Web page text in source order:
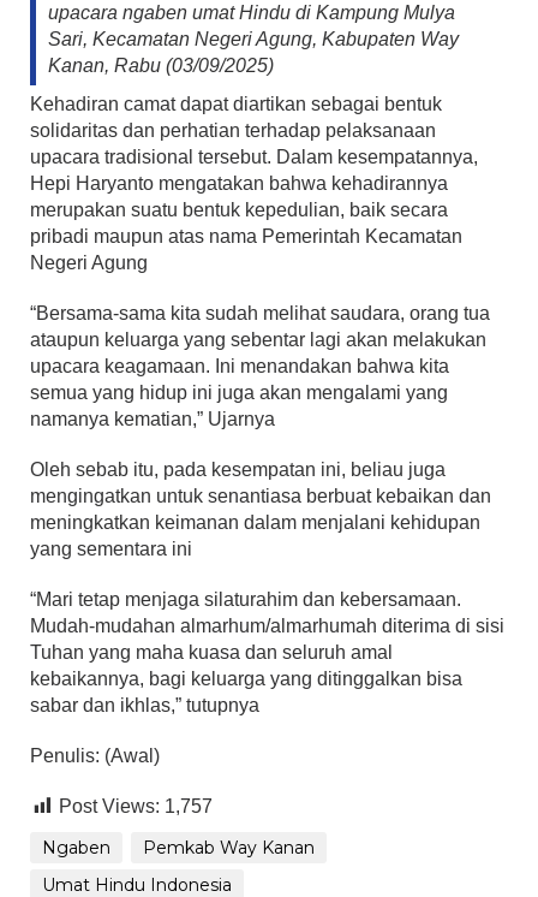
upacara ngaben umat Hindu di Kampung Mulya
Sari, Kecamatan Negeri Agung, Kabupaten Way
Kanan, Rabu (03/09/2025)
Kehadiran camat dapat diartikan sebagai bentuk
solidaritas dan perhatian terhadap pelaksanaan
upacara tradisional tersebut. Dalam kesempatannya,
Hepi Haryanto mengatakan bahwa kehadirannya
merupakan suatu bentuk kepedulian, baik secara
pribadi maupun atas nama Pemerintah Kecamatan
Negeri Agung
“Bersama-sama kita sudah melihat saudara, orang tua
ataupun keluarga yang sebentar lagi akan melakukan
upacara keagamaan. Ini menandakan bahwa kita
semua yang hidup ini juga akan mengalami yang
namanya kematian,” Ujarnya
Oleh sebab itu, pada kesempatan ini, beliau juga
mengingatkan untuk senantiasa berbuat kebaikan dan
meningkatkan keimanan dalam menjalani kehidupan
yang sementara ini
“Mari tetap menjaga silaturahim dan kebersamaan.
Mudah-mudahan almarhum/almarhumah diterima di sisi
Tuhan yang maha kuasa dan seluruh amal
kebaikannya, bagi keluarga yang ditinggalkan bisa
sabar dan ikhlas,” tutupnya
Penulis: (Awal)
Post Views: 1,757
Ngaben
Pemkab Way Kanan
Umat Hindu Indonesia